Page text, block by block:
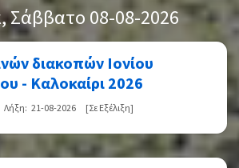
, Σάββατο 08-08-2026
διακοπών Ιονίου
- Καλοκαίρι 2026
Λήξη: 21-08-2026 [Σε Εξέλιξη]